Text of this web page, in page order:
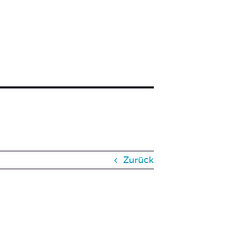
Zurück